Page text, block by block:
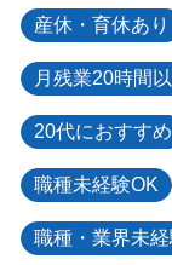
産休・育休あり
月残業20時間
20代におすすめ
職種未経験OK
職種・業界未